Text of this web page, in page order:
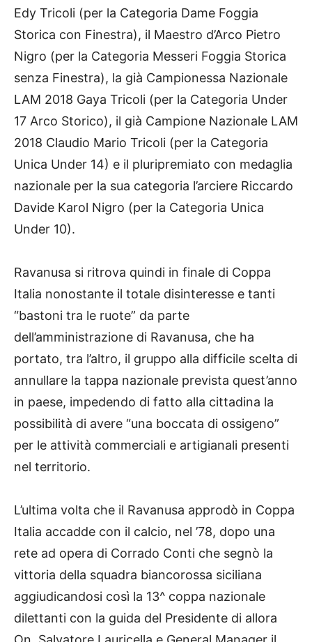
Edy Tricoli (per la Categoria Dame Foggia
Storica con Finestra), il Maestro d’Arco Pietro
Nigro (per la Categoria Messeri Foggia Storica
senza Finestra), la già Campionessa Nazionale
LAM 2018 Gaya Tricoli (per la Categoria Under
17 Arco Storico), il già Campione Nazionale LAM
2018 Claudio Mario Tricoli (per la Categoria
Unica Under 14) e il pluripremiato con medaglia
nazionale per la sua categoria l’arciere Riccardo
Davide Karol Nigro (per la Categoria Unica
Under 10).
Ravanusa si ritrova quindi in finale di Coppa
Italia nonostante il totale disinteresse e tanti
“bastoni tra le ruote” da parte
dell’amministrazione di Ravanusa, che ha
portato, tra l’altro, il gruppo alla difficile scelta di
annullare la tappa nazionale prevista quest’anno
in paese, impedendo di fatto alla cittadina la
possibilità di avere “una boccata di ossigeno”
per le attività commerciali e artigianali presenti
nel territorio.
L’ultima volta che il Ravanusa approdò in Coppa
Italia accadde con il calcio, nel ’78, dopo una
rete ad opera di Corrado Conti che segnò la
vittoria della squadra biancorossa siciliana
aggiudicandosi così la 13^ coppa nazionale
dilettanti con la guida del Presidente di allora